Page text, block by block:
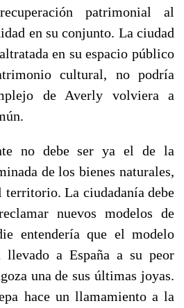
patrimonial al
en su conjunto. La ciudad
en su espacio público
cultural, no podría
de Averly volviera a
no debe ser ya el de la
de los bienes naturales,
La ciudadanía debe
nuevos modelos de
entendería que el modelo
a España a su peor
una de sus últimas joyas.
hace un llamamiento a la